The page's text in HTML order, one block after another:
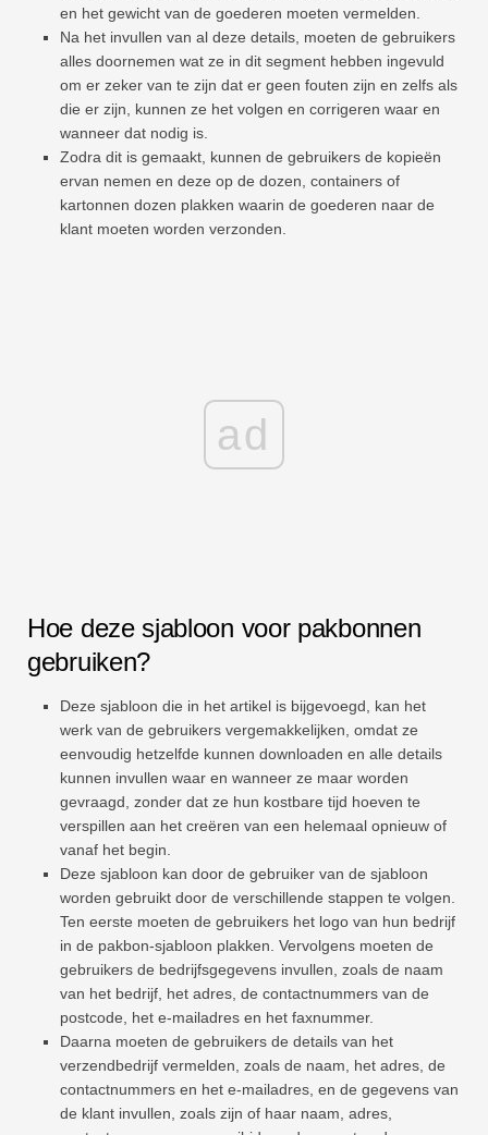
en het gewicht van de goederen moeten vermelden.
Na het invullen van al deze details, moeten de gebruikers
alles doornemen wat ze in dit segment hebben ingevuld
om er zeker van te zijn dat er geen fouten zijn en zelfs als
die er zijn, kunnen ze het volgen en corrigeren waar en
wanneer dat nodig is.
Zodra dit is gemaakt, kunnen de gebruikers de kopieën
ervan nemen en deze op de dozen, containers of
kartonnen dozen plakken waarin de goederen naar de
klant moeten worden verzonden.
ad
Hoe deze sjabloon voor pakbonnen
gebruiken?
Deze sjabloon die in het artikel is bijgevoegd, kan het
werk van de gebruikers vergemakkelijken, omdat ze
eenvoudig hetzelfde kunnen downloaden en alle details
kunnen invullen waar en wanneer ze maar worden
gevraagd, zonder dat ze hun kostbare tijd hoeven te
verspillen aan het creëren van een helemaal opnieuw of
vanaf het begin.
Deze sjabloon kan door de gebruiker van de sjabloon
worden gebruikt door de verschillende stappen te volgen.
Ten eerste moeten de gebruikers het logo van hun bedrijf
in de pakbon-sjabloon plakken. Vervolgens moeten de
gebruikers de bedrijfsgegevens invullen, zoals de naam
van het bedrijf, het adres, de contactnummers van de
postcode, het e-mailadres en het faxnummer.
Daarna moeten de gebruikers de details van het
verzendbedrijf vermelden, zoals de naam, het adres, de
contactnummers en het e-mailadres, en de gegevens van
de klant invullen, zoals zijn of haar naam, adres,